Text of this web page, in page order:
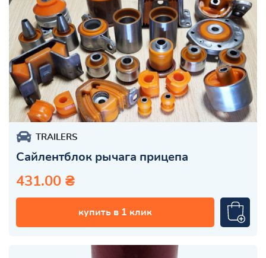
TRAILERS
Сайлентблок рычага прицепа
431.00 ₴
купить в 1 клик